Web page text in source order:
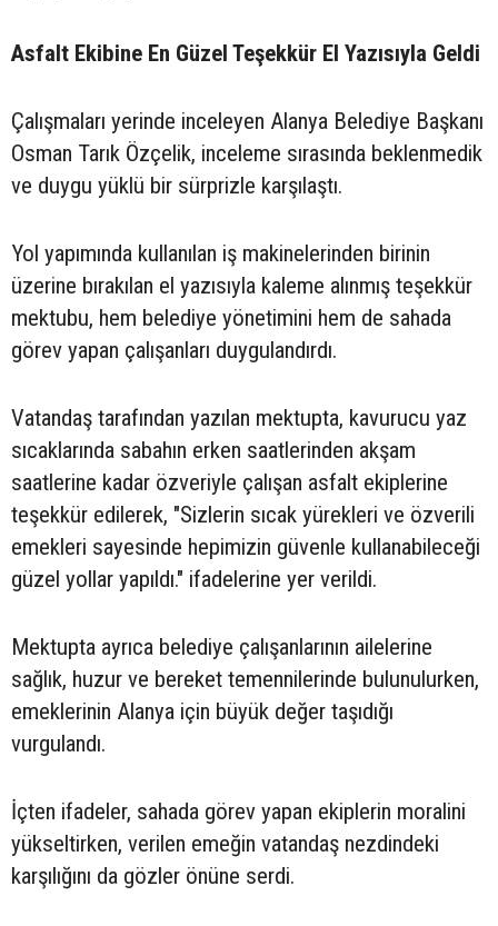
Asfalt Ekibine En Güzel Teşekkür El Yazısıyla Geldi
Çalışmaları yerinde inceleyen Alanya Belediye Başkanı
Osman Tarık Özçelik, inceleme sırasında beklenmedik
ve duygu yüklü bir sürprizle karşılaştı.
Yol yapımında kullanılan iş makinelerinden birinin
üzerine bırakılan el yazısıyla kaleme alınmış teşekkür
mektubu, hem belediye yönetimini hem de sahada
görev yapan çalışanları duygulandırdı.
Vatandaş tarafından yazılan mektupta, kavurucu yaz
sıcaklarında sabahın erken saatlerinden akşam
saatlerine kadar özveriyle çalışan asfalt ekiplerine
teşekkür edilerek, "Sizlerin sıcak yürekleri ve özverili
emekleri sayesinde hepimizin güvenle kullanabileceği
güzel yollar yapıldı." ifadelerine yer verildi.
Mektupta ayrıca belediye çalışanlarının ailelerine
sağlık, huzur ve bereket temennilerinde bulunulurken,
emeklerinin Alanya için büyük değer taşıdığı
vurgulandı.
İçten ifadeler, sahada görev yapan ekiplerin moralini
yükseltirken, verilen emeğin vatandaş nezdindeki
karşılığını da gözler önüne serdi.